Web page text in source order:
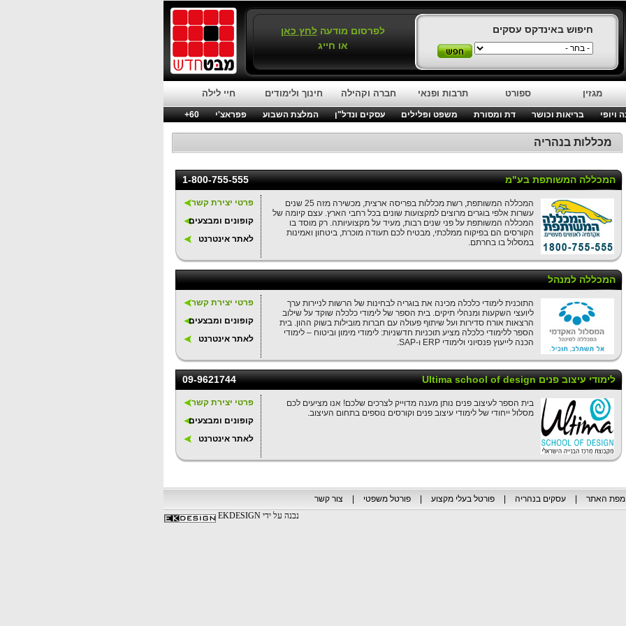
חיפוש באינדקס עסקים לפרסום מודעהלחץ כאן
או חייג
מגזין ספורט תרבות ופנאי חברה וקהילה חינוך ולימודים חיי לילה
ויופי בריאות וכושר דת ומסורת משפט ופלילים עסקים ונדל"ן המלצת השבוע פפראצ'י
60+
מכללות בנהריה
1-800-755-555 המכללה המשותפת בע"מ
המכללה המשותפת, רשת מכללות בפריסה ארצית, מכשירה מזה 25 שנים
עשרות אלפי בוגרים מרוצים למקצועות שונים בכל רחבי הארץ. עצם קיומה של
המכללה המשותפת על פני שנים רבות, מעיד על מקצועיותה. רק מוסד בו
הקורסים הם בפיקוח ממלכתי, מבטיח לכם תעודה מוכרת, ביטחון ואמינות
במסלול בו בחרתם.
פרטי יצירת קשר
קופונים ומבצעים
לאתר אינטרנט
המכללה למנהל
התוכנית לימודי כלכלה מכינה את בוגריה לבחינות של הרשות לניירות ערך
ליועצי השקעות ומנהלי תיקים. בית הספר של לימודי כלכלה שוקד על שילוב
הרצאות אורח סדירות ועל שיתוף פעולה עם חברות מובילות בשוק ההון. בית
הספר ללימודי כלכלה מציע תוכניות חדשניות: לימודי מימון וביטוח – לימודי
הכנה לייעוץ פנסיוני ולימודי ERP ו-SAP.
פרטי יצירת קשר
קופונים ומבצעים
לאתר אינטרנט
09-9621744 לימודי עיצוב פנים Ultima school of design
בית הספר לעיצוב פנים נותן מענה מדוייק לצרכים שלכם! אנו מציעים לכם
מסלול ייחודי של לימודי עיצוב פנים וקורסים נוספים בתחום העיצוב.
פרטי יצירת קשר
קופונים ומבצעים
לאתר אינטרנט
מפת האתר עסקים בנהריה פורטל בעלי מקצוע פורטל משפטי
צור קשר
נבנה על ידי EKDESIGN